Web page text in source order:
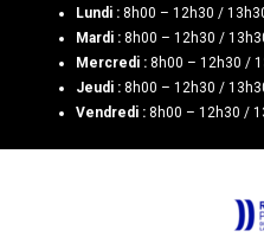
Lundi : 8h00 – 12h30 /
Mardi : 8h00 – 12h30 /
Mercredi : 8h00 – 12h30 /
Jeudi : 8h00 – 12h30 /
Vendredi : 8h00 – 12h30 /